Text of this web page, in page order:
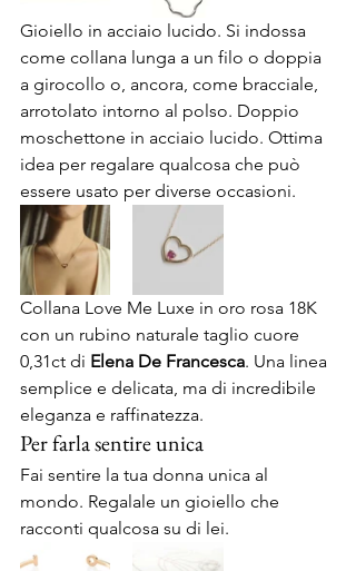
Gioiello in acciaio lucido. Si indossa
come collana lunga a un filo o doppia
a girocollo o, ancora, come bracciale,
arrotolato intorno al polso. Doppio
moschettone in acciaio lucido. Ottima
idea per regalare qualcosa che può
essere usato per diverse occasioni.
Collana Love Me Luxe in oro rosa 18K
con un rubino naturale taglio cuore
0,31ct di Elena De Francesca. Una linea
semplice e delicata, ma di incredibile
eleganza e raffinatezza.
Per farla sentire unica
Fai sentire la tua donna unica al
mondo. Regalale un gioiello che
racconti qualcosa su di lei.